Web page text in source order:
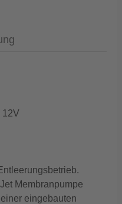
12V
Membranpumpe
eingebauten